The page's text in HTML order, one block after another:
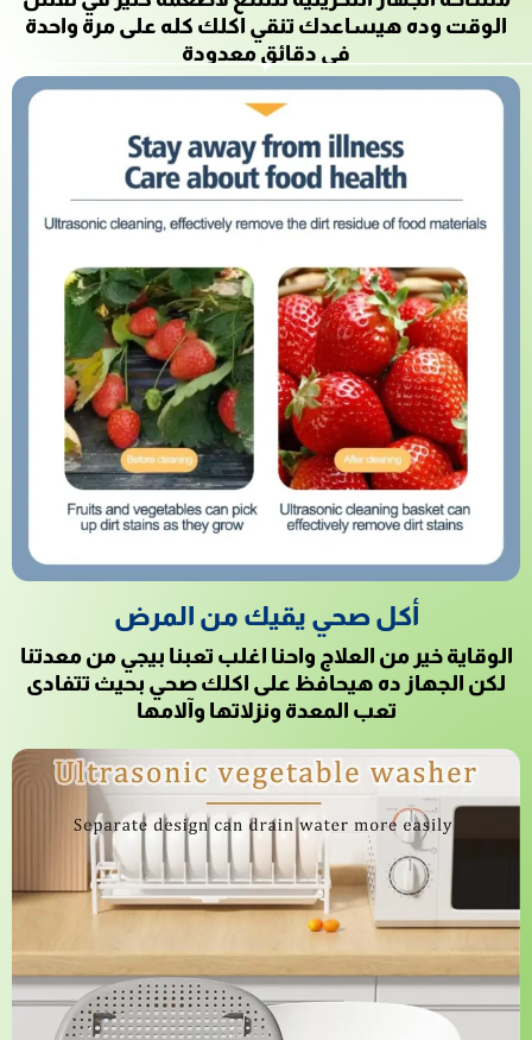
الوقت وده هيساعدك تنقي اكلك كله على مرة واحدة
في دقائق معدودة
أكل صحي يقيك من المرض
الوقاية خير من العلاج واحنا اغلب تعبنا بيجي من معدتنا
لكن الجهاز ده هيحافظ على اكلك صحي بحيث تتفادى
تعب المعدة ونزلاتها وآلامها